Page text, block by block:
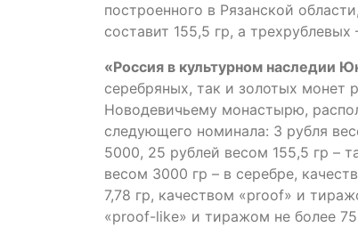
построенного в Рязанской
составит 155,5 гр, а трехрублевых
«Россия в культурном наследии
серебряных, так и золотых монет
Новодевичьему монастырю,
следующего номинала: 3 рубля
5000, 25 рублей весом 155,5 гр –
весом 3000 гр – в серебре,
7,78 гр, качеством «proof» и
«proof-like» и тиражом не более